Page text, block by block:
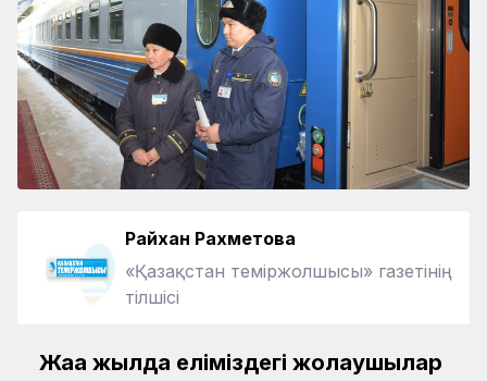
Райхан Рахметова
«Қазақстан теміржолшысы» газетінің
тілшісі
Жаңа жылда еліміздегі жолаушылар